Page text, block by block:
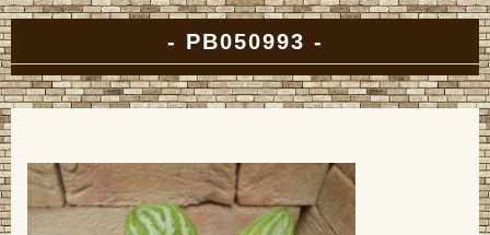
PB050993